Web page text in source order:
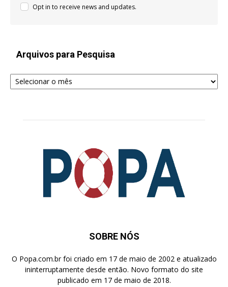
Opt in to receive news and updates.
Arquivos para Pesquisa
Arquivos
para
SOBRE NÓS
O Popa.com.br foi criado em 17 de maio de 2002 e atualizado
ininterruptamente desde então. Novo formato do site
publicado em 17 de maio de 2018.